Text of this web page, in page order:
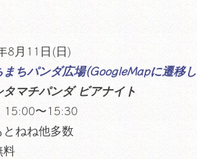
8月11日(日)
まちパンダ広場(GoogleMapに遷移
タマチパンダ ビアナイト
15:00〜15:30
とねね他多数
料